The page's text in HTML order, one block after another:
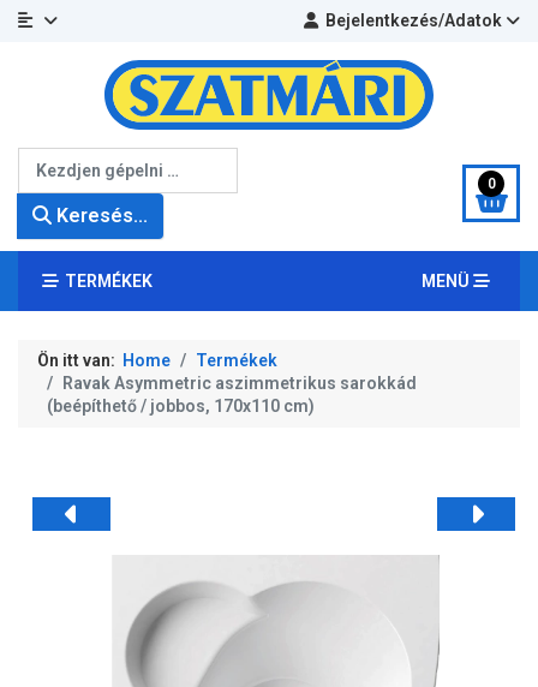
Bejelentkezés/Adatok
Keresés...
0
TERMÉKEK MENÜ
Ön itt van: Home
Termékek
Ravak Asymmetric aszimmetrikus sarokkád
(beépíthető / jobbos, 170x110 cm)